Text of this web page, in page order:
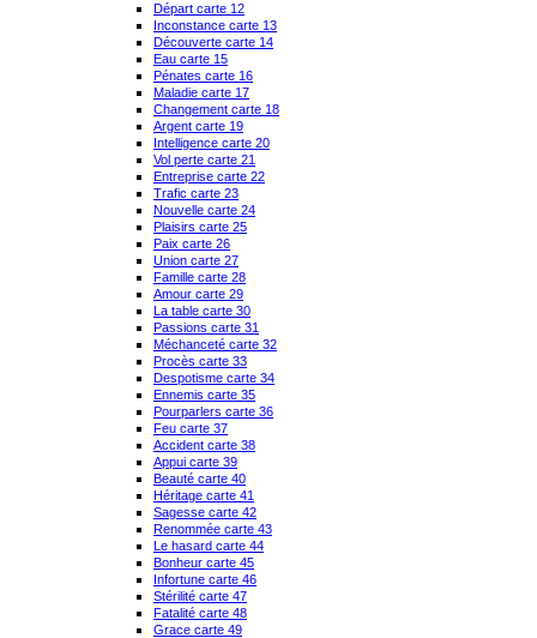
Départ carte 12
Inconstance carte 13
Découverte carte 14
Eau carte 15
Pénates carte 16
Maladie carte 17
Changement carte 18
Argent carte 19
Intelligence carte 20
Vol perte carte 21
Entreprise carte 22
Trafic carte 23
Nouvelle carte 24
Plaisirs carte 25
Paix carte 26
Union carte 27
Famille carte 28
Amour carte 29
La table carte 30
Passions carte 31
Méchanceté carte 32
Procès carte 33
Despotisme carte 34
Ennemis carte 35
Pourparlers carte 36
Feu carte 37
Accident carte 38
Appui carte 39
Beauté carte 40
Héritage carte 41
Sagesse carte 42
Renommée carte 43
Le hasard carte 44
Bonheur carte 45
Infortune carte 46
Stérilité carte 47
Fatalité carte 48
Grace carte 49